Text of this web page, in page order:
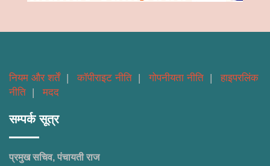
नियम और शर्तें| कॉपीराइट नीति गोपनीयता नीति
हाइपरलिंक
नीति
मदद
सम्पर्क सूत्र
प्रमुख सचिव, पंचायती राज